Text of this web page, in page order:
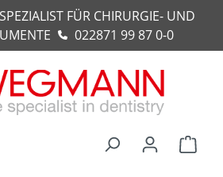
FÜR CHIRURGIE- UND
022871 99 87 0-0